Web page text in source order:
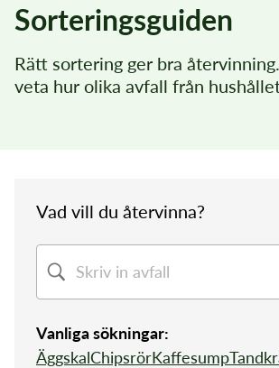
Mina sidor
Kundservice
Vad söker
Sorteringsguide Sophämtning
Sorteringsguiden
Rätt sortering ger bra
veta hur olika avfall från
Vad vill du återvinna?
Vanliga sökningar:
ÄggskalChipsrörKaffesump